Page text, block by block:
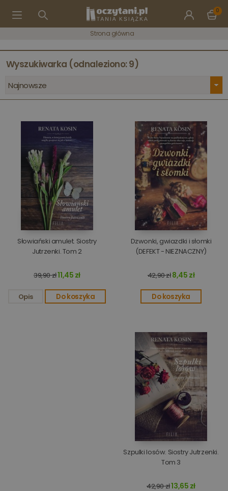
0
Strona główna
Wyszukiwarka (odnaleziono: 9)
Słowiański amulet. Siostry
Jutrzenki. Tom 2
39,90 zł11,45 zł
Opis Do koszyka
Dzwonki, gwiazdki i słomki
(DEFEKT - NIEZNACZNY)
42,90 zł8,45 zł
Do koszyka
Szpulki losów. Siostry Jutrzenki.
Tom 3
42,90 zł13,65 zł